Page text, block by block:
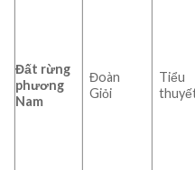
Đất rừng
phương
Nam
Đoàn
Giỏi
Tiểu